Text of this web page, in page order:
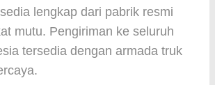
lengkap dari pabrik resmi
mutu. Pengiriman ke seluruh
tersedia dengan armada truk